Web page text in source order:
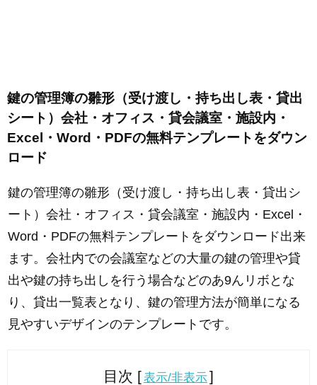
鍵の管理簿の雛形（受け渡し・持ち出し表・貸出
シート）会社・オフィス・貸会議室・施設内・
Excel・Word・PDFの無料テンプレートをダウン
ロード
鍵の管理簿の雛形（受け渡し・持ち出し表・貸出シ
ート）会社・オフィス・貸会議室・施設内・Excel・
Word・PDFの無料テンプレートをダウンロード出来
ます。会社内での会議室などの大量の鍵の管理や貸
出や鍵の持ち出しを行う場合などのあ9んリボとな
り、貸出一覧表となり、鍵の管理方法が簡単になる
見やすいデザインのテンプレートです。
目次 [表示/非表示]